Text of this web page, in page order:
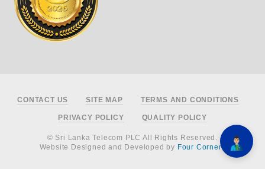
Footer
CONTACT US SITE MAP TERMS AND CONDITIONS
PRIVACY POLICY QUALITY POLICY
© Sri Lanka Telecom PLC All Rights Reserved.
Website Designed and Developed by Four Corners